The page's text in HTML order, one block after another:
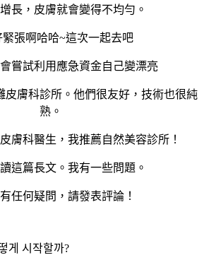
長，皮膚就會變得不均勻。
緊張啊哈哈~這次一起去吧
嘗試利用應急資金自己變漂亮
皮膚科診所。他們很友好，技術也很純
熟。
膚科醫生，我推薦自然美容診所！
這篇長文。我有一些問題。
任何疑問，請發表評論！
게 시작할까?